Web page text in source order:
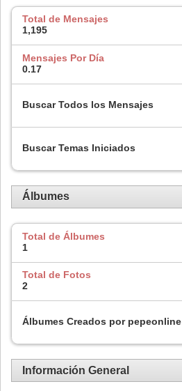
Total de Mensajes
1,195
Mensajes Por Día
0.17
Buscar Todos los Mensajes
Buscar Temas Iniciados
Álbumes
Total de Álbumes
1
Total de Fotos
2
Álbumes Creados por pepeonline
Información General